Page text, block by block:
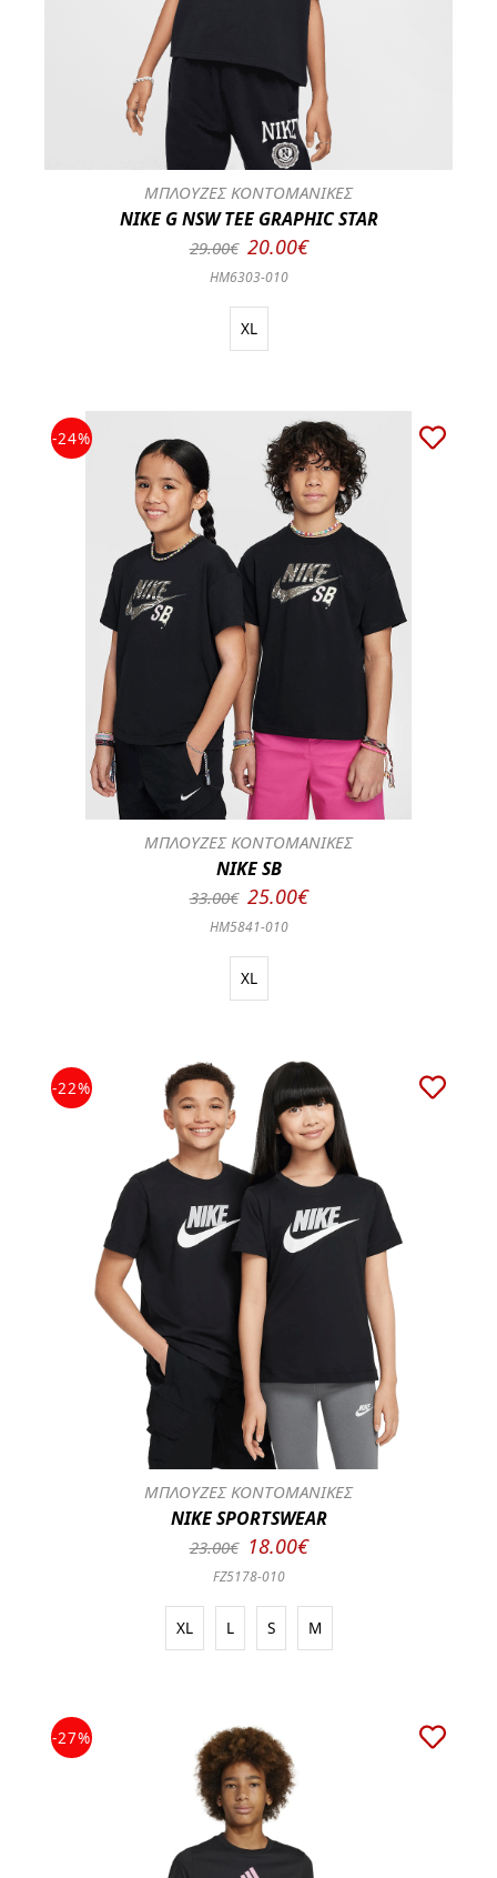
ΜΠΛΟΥΖΕΣ ΚΟΝΤΟΜΑΝΙΚΕΣ
NIKE G NSW TEE GRAPHIC STAR
29.00€ 20.00€
HM6303-010
XL
-24%
ΜΠΛΟΥΖΕΣ ΚΟΝΤΟΜΑΝΙΚΕΣ
NIKE SB
33.00€ 25.00€
HM5841-010
XL
-22%
ΜΠΛΟΥΖΕΣ ΚΟΝΤΟΜΑΝΙΚΕΣ
NIKE SPORTSWEAR
23.00€ 18.00€
FZ5178-010
XL L S M
-27%